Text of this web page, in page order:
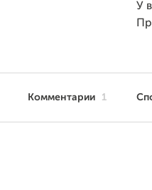
У
Комментарии 1